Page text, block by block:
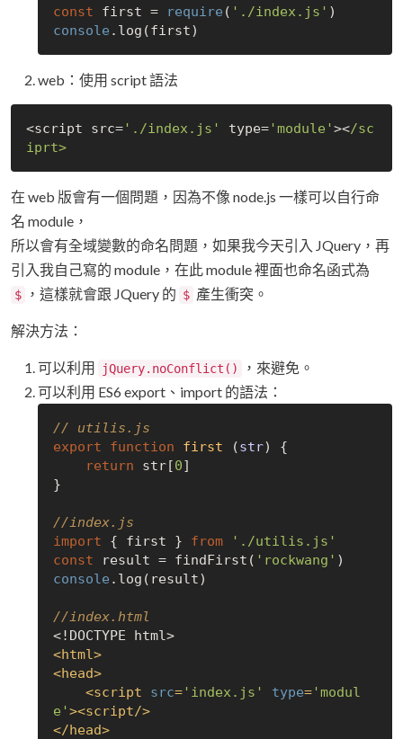
const first = require ( './index.js'
console
web：使用 script 語法
<script src='./index.js' type='module' ></sc
iprt>
在 web 版會有一個問題，因為不像 node.js 一樣可以自行命
名 module，
所以會有全域變數的命名問題，如果我今天引入 JQuery，再
引入我自己寫的 module，在此 module 裡面也命名函式為
$ ，這樣就會跟 JQuery 的 $ 產生衝突。
解決方法：
可以利用 jQuery.noConflict()
，來避免。
可以利用 ES6 export、import 的語法：
// utilis.js
export
function first (str) {
return str[0]
}
//index.js
import { first } from
'./utilis.js'
const result = findFirst( 'rockwang'
console .log(result)
//index.html
<!DOCTYPE html>
<html>
<head>
<script src='index.js' type='modul
e' ><script/>
</head>